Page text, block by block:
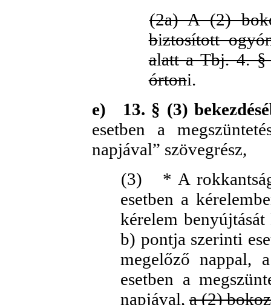
(2a) A (2)
biztosított
alatt a Tbj. 4. §
órtoni.
e)
13. § (3)
esetben a
napjával” szövegrész,
(3)
* A
esetben a
kérelem
b) pontja szerinti
megelőző nappal,
esetben a
napjával, a (2)